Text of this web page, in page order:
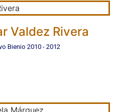
Valdez Rivera
Bienio 2010 - 2012